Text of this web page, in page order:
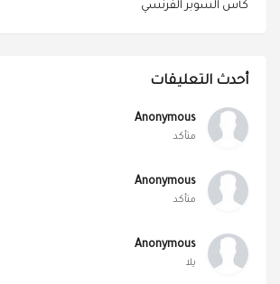
كأس السوبر الفرنسي
أحدث التعليقات
Anonymous
متأكد
Anonymous
متأكد
Anonymous
يلا